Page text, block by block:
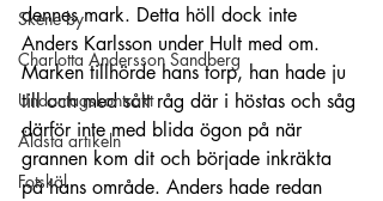
Skene by
Charlotta Andersson Sandberg
Undantagskontrakt
Äldsta artikeln
Fotskäl
dennes mark. Detta höll dock inte
Anders Karlsson under Hult med om.
Marken tillhörde hans torp, han hade ju
till och med sått råg där i höstas och såg
därför inte med blida ögon på när
grannen kom dit och började inkräkta
på hans område. Anders hade redan